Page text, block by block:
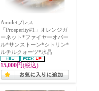
Amuletブレス
「Prosperity#1」オレンジガ
ーネット*ファイヤーオパー
ル*サンストーン*シトリン*
ルチルクォーツ*水晶
15,000円(税込)